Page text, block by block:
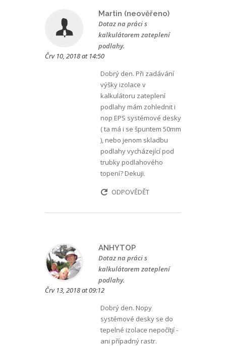
Martin (neověřeno)
Dotaz na práci s
kalkulátorem zateplení
podlahy.
Črv 10, 2018 at 14:50
Dobrý den. Při zadávání
výšky izolace v
kalkulátoru zateplení
podlahy mám zohlednit i
nop EPS systémové desky
( ta má i se špuntem 50mm
), nebo jenom skladbu
podlahy vycházející pod
trubky podlahového
topení? Dekuji.
ODPOVĚDĚT
ANHYTOP
Dotaz na práci s
kalkulátorem zateplení
podlahy.
Črv 13, 2018 at 09:12
Dobrý den. Nopy
systémové desky se do
tepelné izolace nepočítjí -
ani případný rastr.